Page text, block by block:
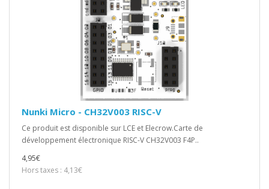
Nunki Micro - CH32V003 RISC-V
Ce produit est disponible sur LCE et Elecrow.Carte de
développement électronique RISC-V CH32V003 F4P..
4,95€
Hors taxes : 4,13€